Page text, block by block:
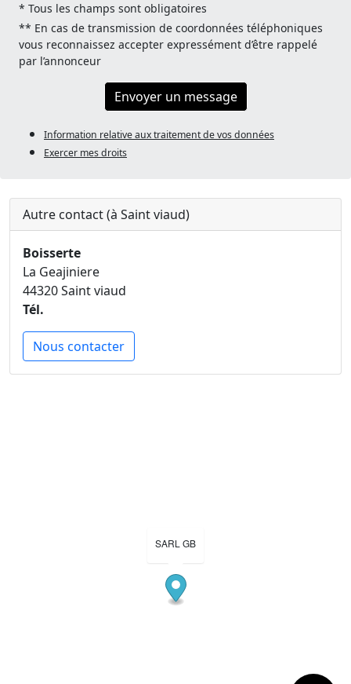
* Tous les champs sont obligatoires
** En cas de transmission de coordonnées téléphoniques
vous reconnaissez accepter expressément d’être rappelé
par l’annonceur
Envoyer un message
Information relative aux traitement de vos données
Exercer mes droits
Autre contact (à Saint viaud)
Boisserte
La Geajiniere
44320 Saint viaud
Tél.
Nous contacter
SARL GB